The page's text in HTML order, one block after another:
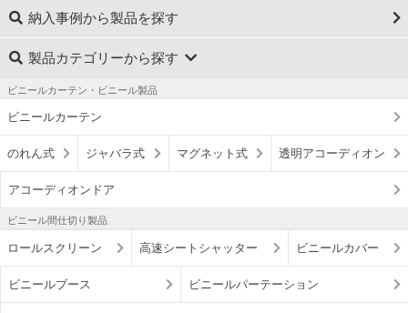
納入事例から製品を探す
製品カテゴリーから探す
ビニールカーテン・ビニール製品
ビニールカーテン
のれん式 ジャバラ式 マグネット式 透明アコーディオン
アコーディオンドア
ビニール間仕切り製品
ロールスクリーン 高速シートシャッター ビニールカバー
ビニールブース ビニールパーテーション